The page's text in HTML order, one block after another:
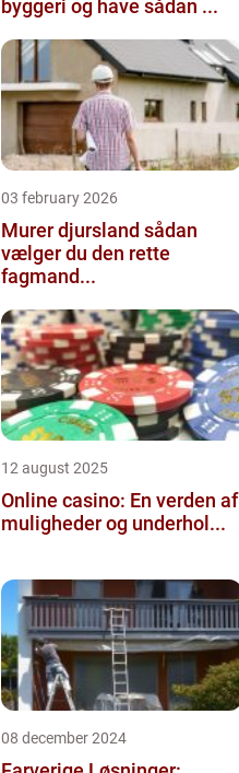
byggeri og have sådan ...
03 february 2026
Murer djursland sådan
vælger du den rette
fagmand...
12 august 2025
Online casino: En verden af
muligheder og underhol...
08 december 2024